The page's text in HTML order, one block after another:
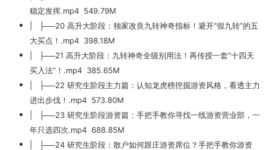
稳定发挥.mp4 549.79M
| ├──20 高升大阶段：独家改良九转神奇指标！避开“假九转”的五
大买点！.mp4 398.18M
| ├──21 高升大阶段：九转神奇全级别用法！再传授一套“十四天
买入法”！.mp4 385.65M
| ├──22 研究生阶段主力篇：认知龙虎榜挖掘游资风格，看透主力
进出步伐！.mp4 573.80M
| ├──23 研究生阶段游资篇：手把手教你寻找一线游资营业部，一
年只选四次.mp4 688.85M
| ├──24 研究生阶段：散户如何跟庄游资席位？手把手教你游资